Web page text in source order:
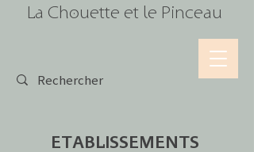
La Chouette et le Pinceau
ETABLISSEMENTS